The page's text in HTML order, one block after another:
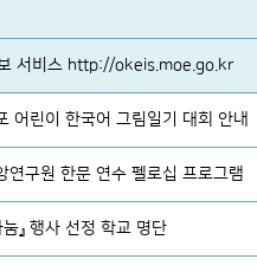
서비스 http://okeis.moe.go.kr
어린이 한국어 그림일기 대회 안내
연구원 한문 연수 펠로십 프로그램
』 행사 선정 학교 명단